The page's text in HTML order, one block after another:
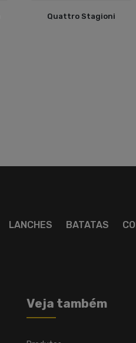
Quattro Stagioni
LANCHES BATATAS
Veja também